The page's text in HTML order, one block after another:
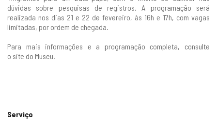
dúvidas sobre pesquisas de registros. A programação será
realizada nos dias 21 e 22 de fevereiro, às 16h e 17h, com vagas
limitadas, por ordem de chegada.
Para mais informações e a programação completa, consulte
o site do Museu.
Serviço